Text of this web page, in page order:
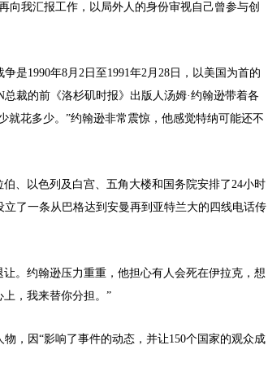
向我汇报工作，以局外人的身份审视自己曾参与创
是1990年8月2日至1991年2月28日，以美国为首的
裁的前《洛杉矶时报》出版人汤姆·约翰逊带着各
就花多少。”约翰逊非常震惊，他感觉特纳可能还不
、以色列及白宫、五角大楼和国务院安排了24小时
了一条从巴格达到安曼再到亚特兰大的四线电话传
。约翰逊压力重重，他担心有人会死在伊拉克，想
，我来替你分担。”
，因“影响了事件的动态，并让150个国家的观众成